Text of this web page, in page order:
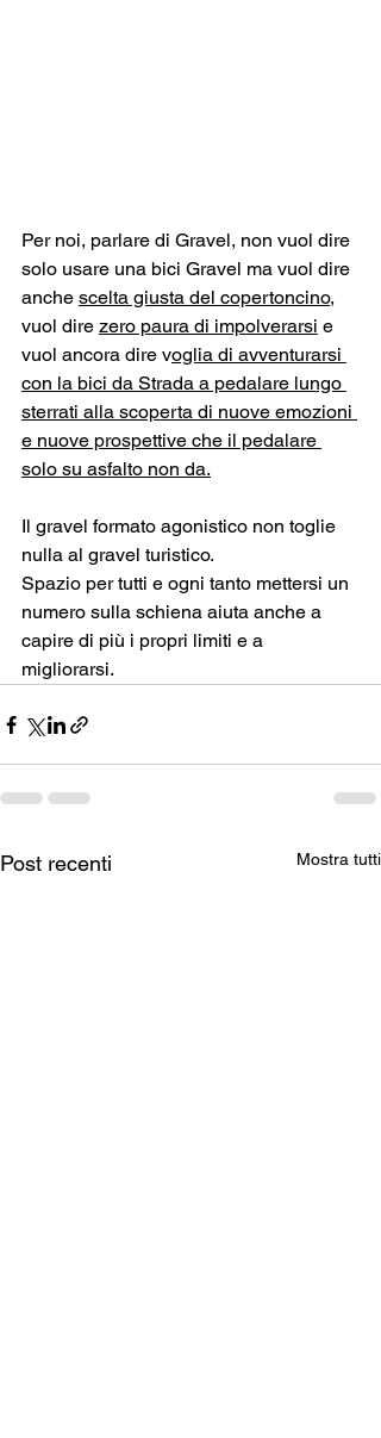
Per noi, parlare di Gravel, non vuol dire
solo usare una bici Gravel ma vuol dire
anche scelta giusta del copertoncino,
vuol dire zero paura di impolverarsi e
vuol ancora dire voglia di avventurarsi
con la bici da Strada a pedalare lungo
sterrati alla scoperta di nuove emozioni
e nuove prospettive che il pedalare
solo su asfalto non da.
Il gravel formato agonistico non toglie
nulla al gravel turistico.
Spazio per tutti e ogni tanto mettersi un
numero sulla schiena aiuta anche a
capire di più i propri limiti e a
migliorarsi.
Post recenti Mostra tutti